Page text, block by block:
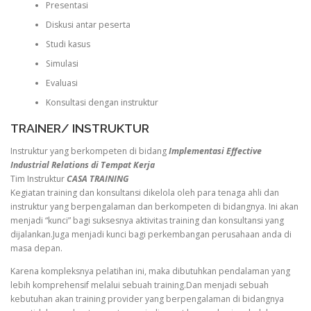
Presentasi
Diskusi antar peserta
Studi kasus
Simulasi
Evaluasi
Konsultasi dengan instruktur
TRAINER/ INSTRUKTUR
Instruktur yang berkompeten di bidangImplementasi Effective
Industrial Relations di Tempat Kerja
Tim InstrukturCASA TRAINING
Kegiatan training dan konsultansi dikelola oleh para tenaga ahli dan
instruktur yang berpengalaman dan berkompeten di bidangnya. Ini akan
menjadi “kunci” bagi suksesnya aktivitas training dan konsultansi yang
dijalankan.Juga menjadi kunci bagi perkembangan perusahaan anda di
masa depan.
Karena kompleksnya pelatihan ini, maka dibutuhkan pendalaman yang
lebih komprehensif melalui sebuah training.Dan menjadi sebuah
kebutuhan akan training provider yang berpengalaman di bidangnya